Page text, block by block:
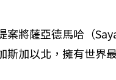
案將薩亞德馬哈（
斯加以北，擁有世界